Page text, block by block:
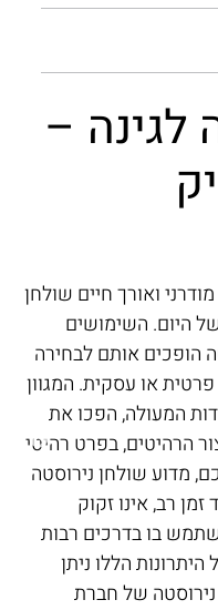
לגינה –
ואורך חיים שולחן
היום. השימושים
הופכים אותם לבחירה
או עסקית. המגוון
המעולה, הפכו את
הרהיטים, בפרט רהיטי
מדוע שולחן נירוסטה
רב, אינו זקוק
בו בדרכים רבות
הללו ניתן
של חברת